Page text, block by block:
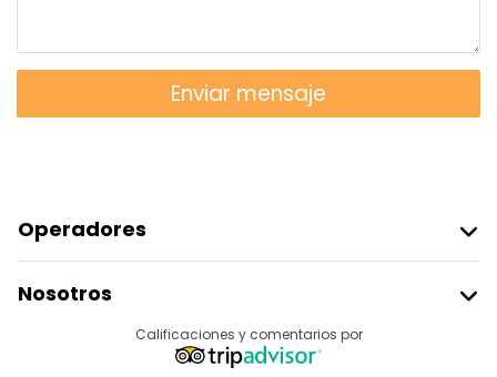
Enviar mensaje
Operadores
Acceder Como Proveedor
Programa De Afiliados
Nosotros
Calificaciones y comentarios por